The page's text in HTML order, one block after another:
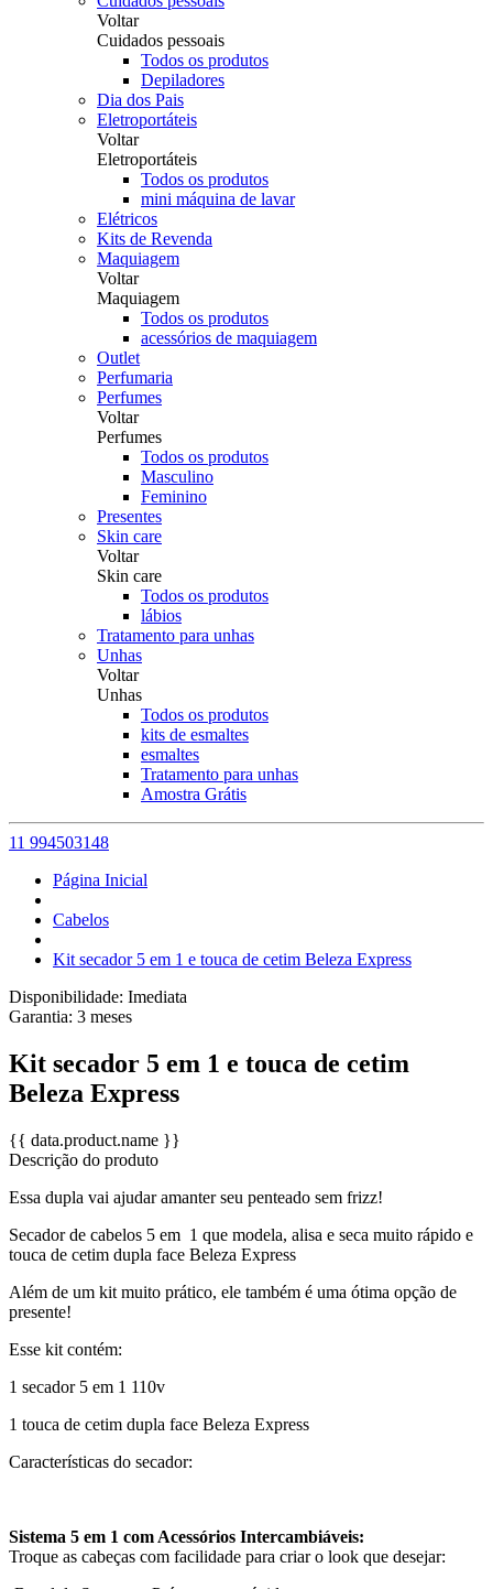
Voltar
Cuidados pessoais
Todos os produtos
Depiladores
Dia dos Pais
Eletroportáteis
Voltar
Eletroportáteis
Todos os produtos
mini máquina de lavar
Elétricos
Kits de Revenda
Maquiagem
Voltar
Maquiagem
Todos os produtos
acessórios de maquiagem
Outlet
Perfumaria
Perfumes
Voltar
Perfumes
Todos os produtos
Masculino
Feminino
Presentes
Skin care
Voltar
Skin care
Todos os produtos
lábios
Tratamento para unhas
Unhas
Voltar
Unhas
Todos os produtos
kits de esmaltes
esmaltes
Tratamento para unhas
Amostra Grátis
11 994503148
Página Inicial
Cabelos
Kit secador 5 em 1 e touca de cetim Beleza Express
Disponibilidade: Imediata
Garantia: 3 meses
Kit secador 5 em 1 e touca de cetim
Beleza Express
{{ data.product.name }}
Descrição do produto
Essa dupla vai ajudar amanter seu penteado sem frizz!
Secador de cabelos 5 em 1 que modela, alisa e seca muito rápido e
touca de cetim dupla face Beleza Express
Além de um kit muito prático, ele também é uma ótima opção de
presente!
Esse kit contém:
1 secador 5 em 1 110v
1 touca de cetim dupla face Beleza Express
Características do secador:
Sistema 5 em 1 com Acessórios Intercambiáveis:
Troque as cabeças com facilidade para criar o look que desejar: